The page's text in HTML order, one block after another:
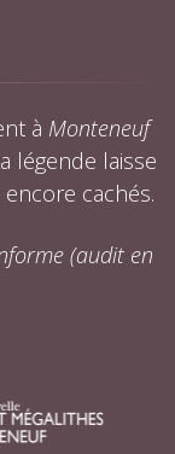
à Monteneuf
légende laisse
cachés.
(audit en